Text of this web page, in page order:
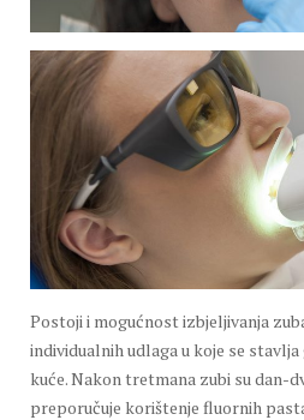
Postoji i mogućnost izbjeljivanja
individualnih udlaga u koje se
kuće. Nakon tretmana zubi su dan-
preporučuje korištenje fluornih